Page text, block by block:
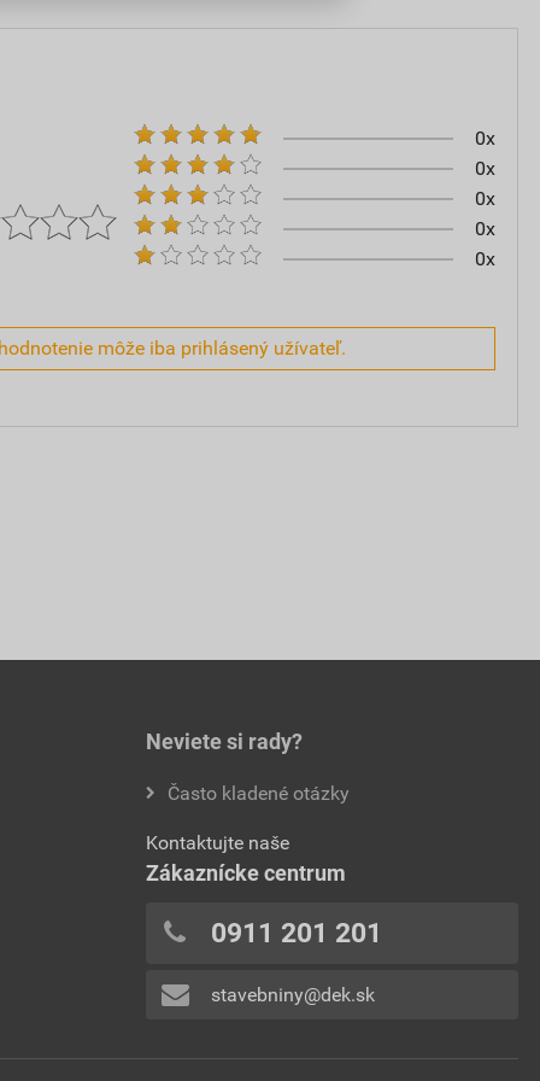
0x
0x
0x
0x
0x
môže iba prihlásený užívateľ.
Neviete si rady?
Často kladené otázky
Kontaktujte naše
Zákaznícke centrum
0911 201 201
stavebniny@dek.sk